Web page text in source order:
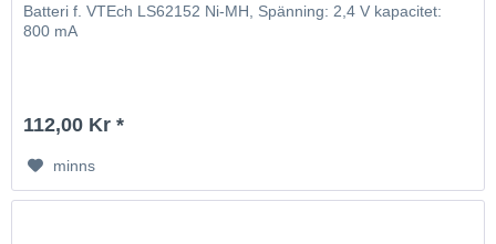
Batteri f. VTEch LS62152 Ni-MH, Spänning: 2,4 V kapacitet:
800 mA
112,00 Kr *
minns